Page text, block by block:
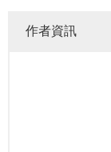
作者資訊